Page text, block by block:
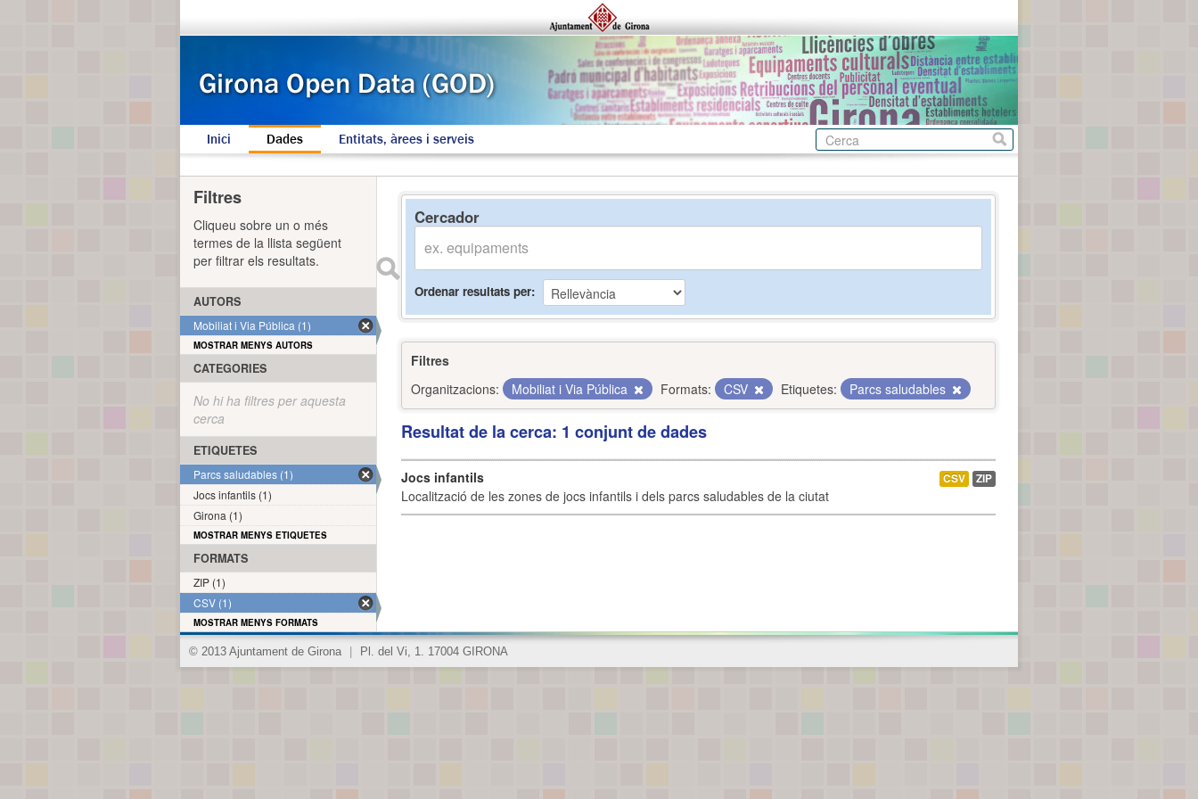
Inici Dades Entitats, àrees i serveis
Cercador
Ordenar resultats per
Filtres
Organitzacions:
Mobiliat i Via Pública Formats: CSV Etiquetes: Parcs saludables
Resultat de la cerca: 1 conjunt de dades
Jocs infantils
Localització de les zones de jocs infantils i dels parcs saludables de la ciutat
CSV ZIP
Filtres
Cliqueu sobre un o més
termes de la llista següent
per filtrar els resultats.
AUTORS
Mobiliat i Via Pública (1)
MOSTRAR MENYS AUTORS
CATEGORIES
No hi ha filtres per aquesta
cerca
ETIQUETES
Parcs saludables (1)
Jocs infantils (1)
Girona (1)
MOSTRAR MENYS ETIQUETES
FORMATS
ZIP (1)
CSV (1)
MOSTRAR MENYS FORMATS
© 2013 Ajuntament de Girona Pl. del Vi, 1. 17004 GIRONA